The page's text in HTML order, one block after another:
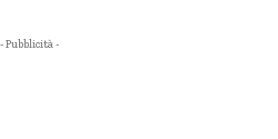
- Pubblicità -